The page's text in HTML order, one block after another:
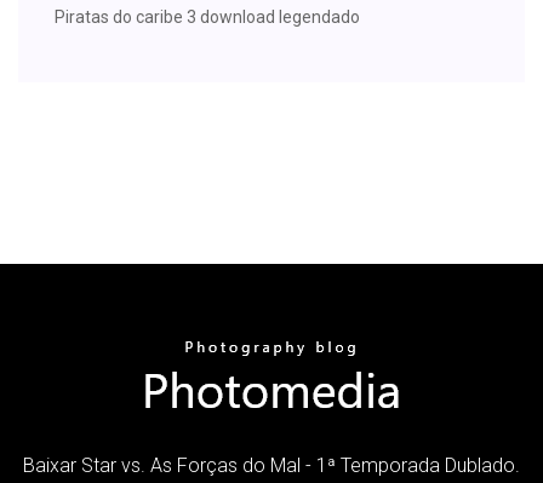
Piratas do caribe 3 download legendado
Baixar Star vs. As Forças do Mal - 1ª Temporada Dublado.